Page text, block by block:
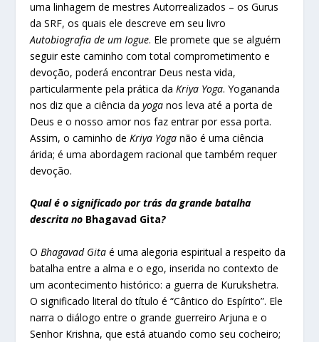
uma linhagem de mestres Autorrealizados – os Gurus
da SRF, os quais ele descreve em seu livro
Autobiografia de um Iogue. Ele promete que se alguém
seguir este caminho com total comprometimento e
devoção, poderá encontrar Deus nesta vida,
particularmente pela prática da Kriya Yoga. Yogananda
nos diz que a ciência dayoga nos leva até a porta de
Deus e o nosso amor nos faz entrar por essa porta.
Assim, o caminho de Kriya Yoga não é uma ciência
árida; é uma abordagem racional que também requer
devoção.
Qual é o significado por trás da grande batalha
descrita no Bhagavad Gita?
O Bhagavad Gita é uma alegoria espiritual a respeito da
batalha entre a alma e o ego, inserida no contexto de
um acontecimento histórico: a guerra de Kurukshetra.
O significado literal do título é “Cântico do Espírito”. Ele
narra o diálogo entre o grande guerreiro Arjuna e o
Senhor Krishna, que está atuando como seu cocheiro;